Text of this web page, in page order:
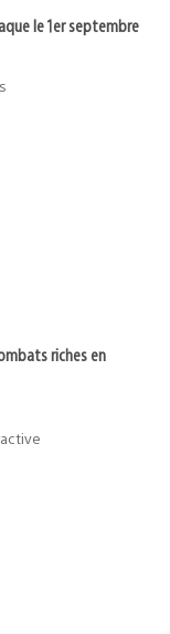
le 1er septembre
riches en